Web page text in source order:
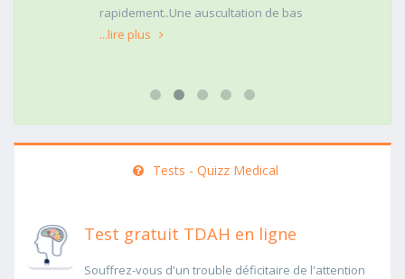
rapidement..Une auscultation de bas
...lire plus
Tests - Quizz Medical
Test gratuit TDAH en ligne
Souffrez-vous d'un trouble déficitaire de l'attention